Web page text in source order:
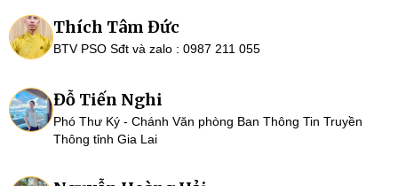
Thích Tâm Đức
BTV PSO Sđt và zalo : 0987 211 055
Đỗ Tiến Nghi
Phó Thư Ký - Chánh Văn phòng Ban Thông Tin Truyền
Thông tỉnh Gia Lai